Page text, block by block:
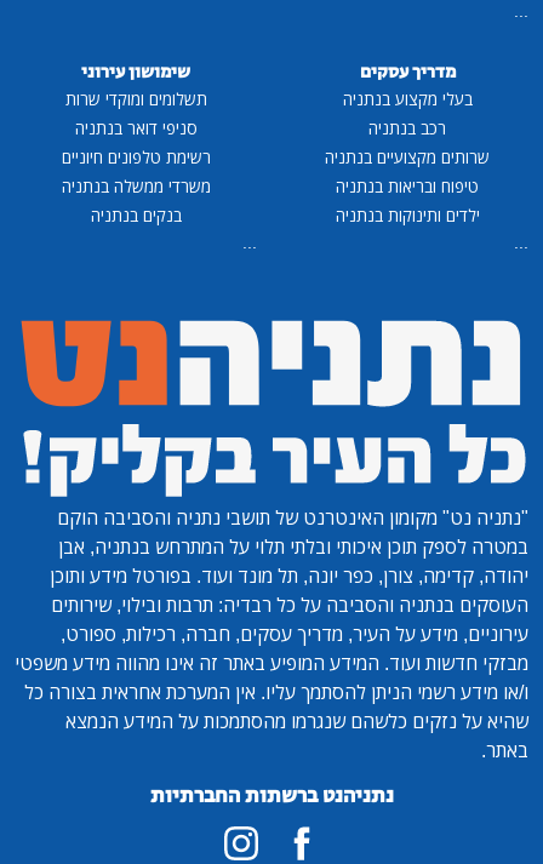
מדריך עסקים
בעלי מקצוע בנתניה
רכב בנתניה
שרותים מקצועיים בנתניה
טיפוח ובריאות בנתניה
ילדים ותינוקות בנתניה
שימושון עירוני
תשלומים ומוקדי שרות
סניפי דואר בנתניה
רשימת טלפונים חיוניים
משרדי ממשלה בנתניה
בנקים בנתניה
"נתניה נט" מקומון האינטרנט של תושבי נתניה והסביבה הוקם
במטרה לספק תוכן איכותי ובלתי תלוי על המתרחש בנתניה, אבן
יהודה, קדימה, צורן, כפר יונה, תל מונד ועוד. בפורטל מידע ותוכן
העוסקים בנתניה והסביבה על כל רבדיה: תרבות ובילוי, שירותים
עירוניים, מידע על העיר, מדריך עסקים, חברה, רכילות, ספורט,
מבזקי חדשות ועוד. המידע המופיע באתר זה אינו מהווה מידע משפטי
ו/או מידע רשמי הניתן להסתמך עליו. אין המערכת אחראית בצורה כל
שהיא על נזקים כלשהם שנגרמו מהסתמכות על המידע הנמצא
באתר.
נתניהנט ברשתות החברתיות